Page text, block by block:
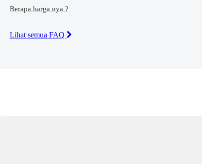
Berapa harga nya ?
Lihat semua FAQ